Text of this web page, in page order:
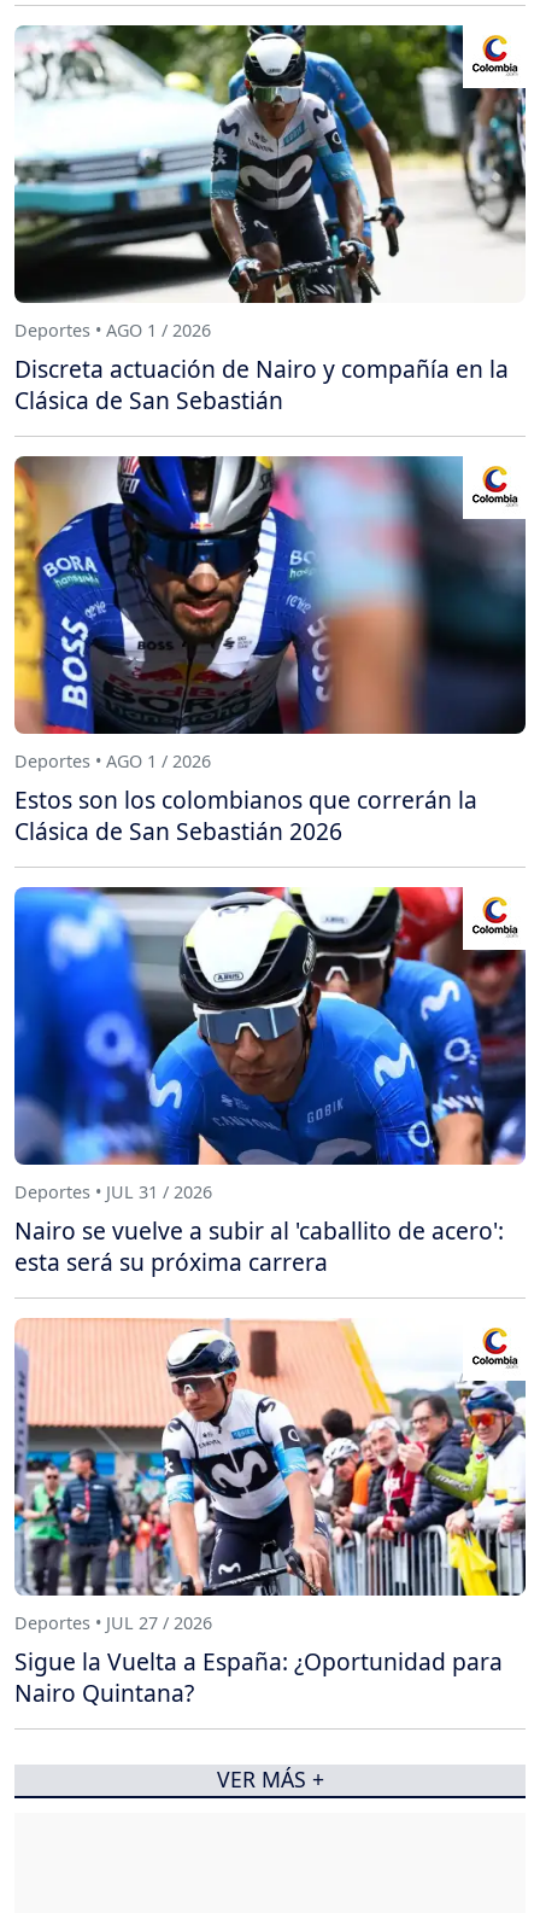
Deportes • AGO 1 / 2026
Discreta actuación de Nairo y compañía en la
Clásica de San Sebastián
Deportes • AGO 1 / 2026
Estos son los colombianos que correrán la
Clásica de San Sebastián 2026
Deportes • JUL 31 / 2026
Nairo se vuelve a subir al 'caballito de acero':
esta será su próxima carrera
Deportes • JUL 27 / 2026
Sigue la Vuelta a España: ¿Oportunidad para
Nairo Quintana?
VER MÁS +